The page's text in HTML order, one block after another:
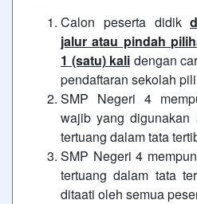
Calon peserta didik
jalur atau pindah
1 (satu) kali dengan
pendaftaran sekolah
SMP Negeri 4
wajib yang digunakan
tertuang dalam tata
SMP Negeri 4
tertuang dalam tata
ditaati oleh semua